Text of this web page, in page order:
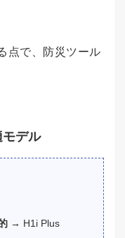
点で、防災ツール
モデル
→ H1i Plus